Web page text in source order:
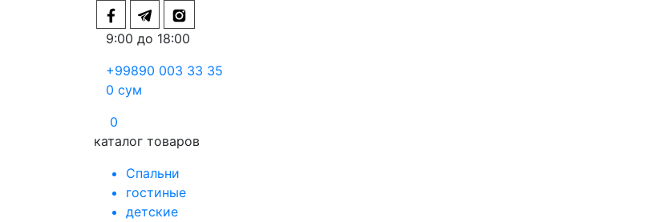
9:00 до 18:00
+99890 003 33 35
0 сум
0
каталог товаров
Спальни
гостиные
детские